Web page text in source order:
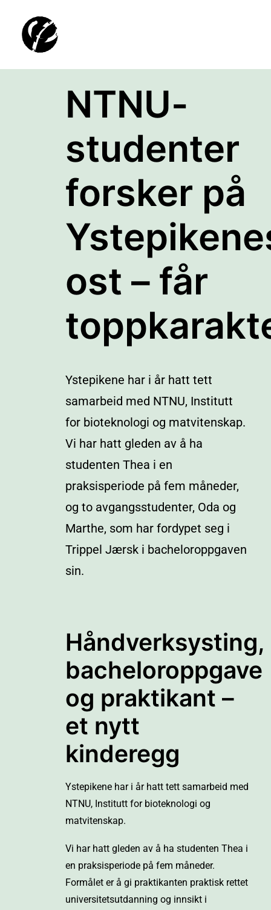
NTNU-
studenter
forsker på
ost – får
Ystepikene har i år hatt tett
samarbeid med NTNU, Institutt
for bioteknologi og matvitenskap.
Vi har hatt gleden av å ha
studenten Thea i en
praksisperiode på fem måneder,
og to avgangsstudenter, Oda og
Marthe, som har fordypet seg i
Trippel Jærsk i bacheloroppgaven
sin.
Håndverksysting,
bacheloroppgave
og praktikant –
et nytt
kinderegg
Ystepikene har i år hatt tett samarbeid med
NTNU, Institutt for bioteknologi og
matvitenskap.
Vi har hatt gleden av å ha studenten Thea i
en praksisperiode på fem måneder.
Formålet er å gi praktikanten praktisk rettet
universitetsutdanning og innsikt i